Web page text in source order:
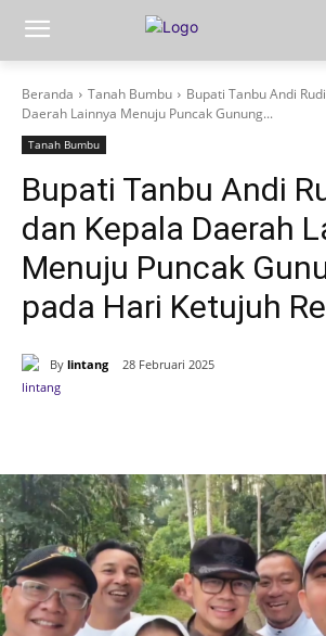
Beranda Tanah Bumbu
Bupati Tanbu Andi
Daerah Lainnya Menuju Puncak Gunung...
Tanah Bumbu
Bupati Tanbu Andi
dan Kepala Daerah
Menuju Puncak
pada Hari Ketujuh
By lintang 28 Februari 2025